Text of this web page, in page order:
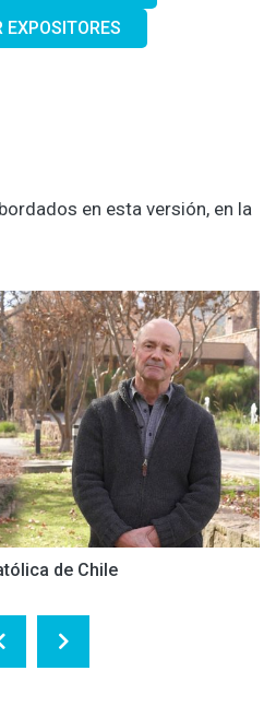
EXPOSITORES
en esta versión, en la
de Chile